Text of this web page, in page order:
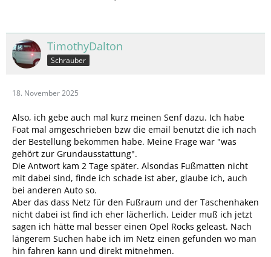
TimothyDalton
Schrauber
18. November 2025
Also, ich gebe auch mal kurz meinen Senf dazu. Ich habe
Foat mal amgeschrieben bzw die email benutzt die ich nach
der Bestellung bekommen habe. Meine Frage war "was
gehört zur Grundausstattung".
Die Antwort kam 2 Tage später. Alsondas Fußmatten nicht
mit dabei sind, finde ich schade ist aber, glaube ich, auch
bei anderen Auto so.
Aber das dass Netz für den Fußraum und der Taschenhaken
nicht dabei ist find ich eher lächerlich. Leider muß ich jetzt
sagen ich hätte mal besser einen Opel Rocks geleast. Nach
längerem Suchen habe ich im Netz einen gefunden wo man
hin fahren kann und direkt mitnehmen.